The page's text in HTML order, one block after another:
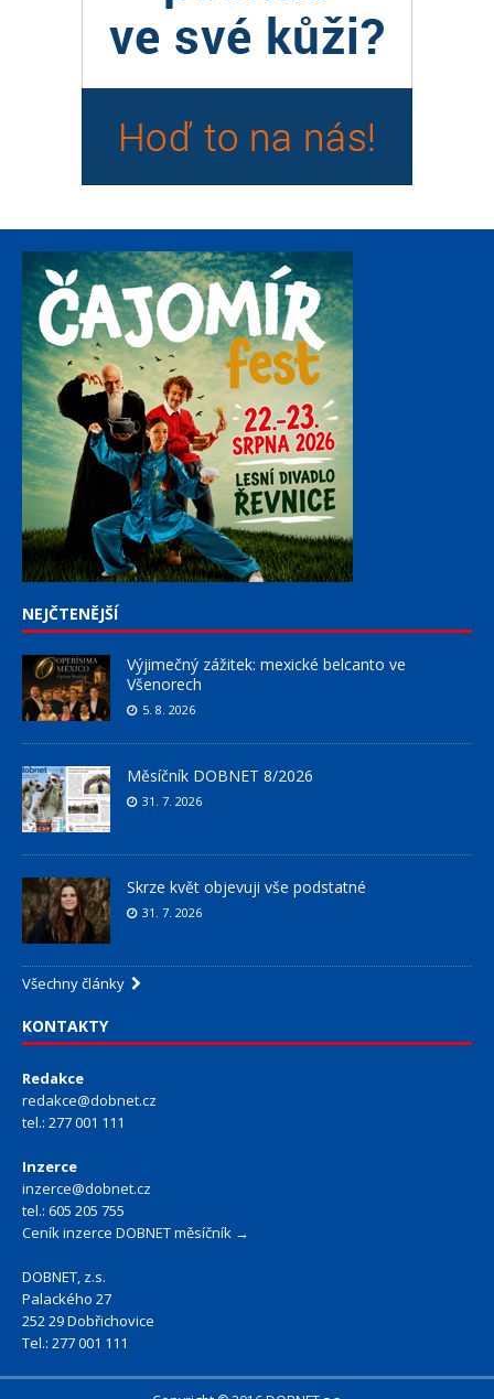
NEJČTENĚJŠÍ
Výjimečný zážitek: mexické belcanto ve
Všenorech
5. 8. 2026
Měsíčník DOBNET 8/2026
31. 7. 2026
Skrze květ objevuji vše podstatné
31. 7. 2026
Všechny články
KONTAKTY
Redakce
redakce@dobnet.cz
tel.: 277 001 111
Inzerce
inzerce@dobnet.cz
tel.: 605 205 755
Ceník inzerce DOBNET měsíčník →
DOBNET, z.s.
Palackého 27
252 29 Dobřichovice
Tel.: 277 001 111